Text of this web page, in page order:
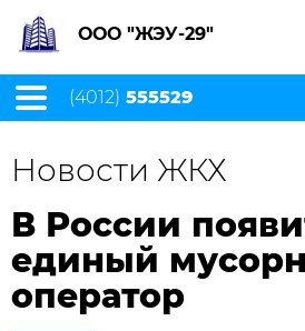
ООО "ЖЭУ-29"
(4012) 555529
Новости ЖКХ
В России
единый
оператор